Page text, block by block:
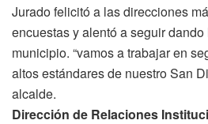
Jurado felicitó a las direcciones
encuestas y alentó a seguir
municipio. “vamos a trabajar en
altos estándares de nuestro San
alcalde.
Dirección de Relaciones